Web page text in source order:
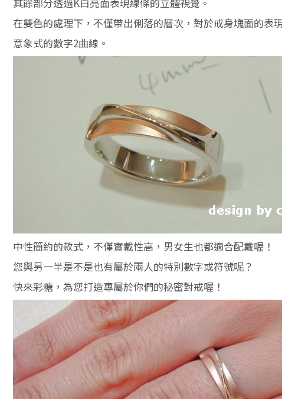
在雙色的處理下，不僅帶出俐落的層次，對於戒身塊面的表
意象式的數字2曲線。
中性簡約的款式，不僅實戴性高，男女生也都適合配戴喔！
您與另一半是不是也有屬於兩人的特別數字或符號呢？
快來彩糖，為您打造專屬於你們的秘密對戒喔！